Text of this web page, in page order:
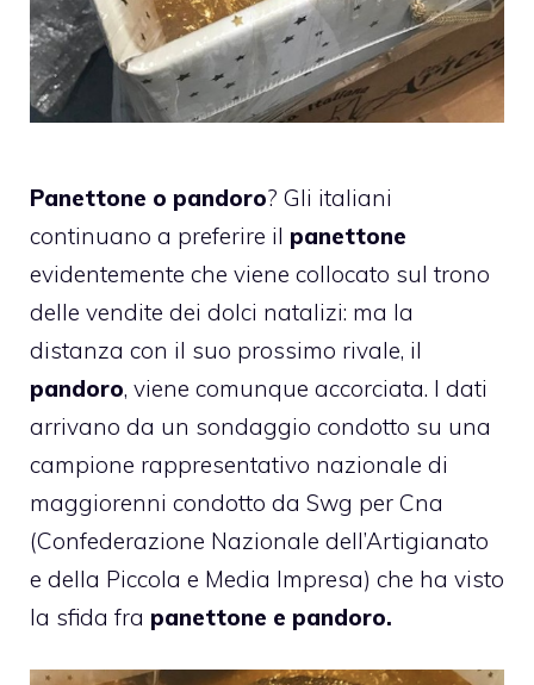
Panettone o pandoro? Gli italiani
continuano a preferire il panettone
evidentemente che viene collocato sul trono
delle vendite dei dolci natalizi: ma la
distanza con il suo prossimo rivale, il
pandoro, viene comunque accorciata. I dati
arrivano da un sondaggio condotto su una
campione rappresentativo nazionale di
maggiorenni condotto da Swg per Cna
(Confederazione Nazionale dell’Artigianato
e della Piccola e Media Impresa) che ha visto
la sfida fra panettone e pandoro.